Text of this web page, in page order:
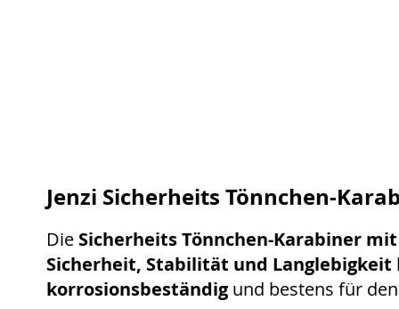
Jenzi Sicherheits Tönnchen-
Die Sicherheits Tönnchen-Karabiner
Sicherheit, Stabilität und Langlebigkeit
korrosionsbeständig und bestens für